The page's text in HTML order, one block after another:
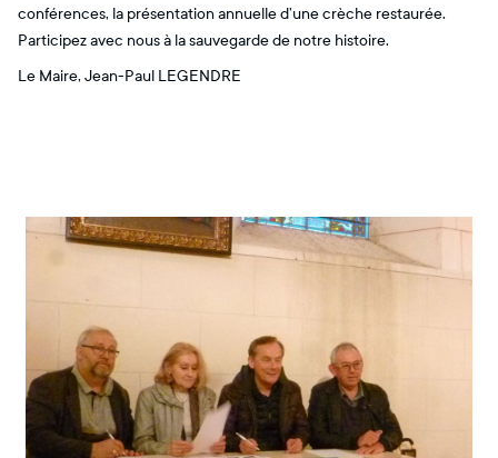
conférences, la présentation annuelle d’une crèche restaurée.
Participez avec nous à la sauvegarde de notre histoire.
Le Maire, Jean-Paul LEGENDRE